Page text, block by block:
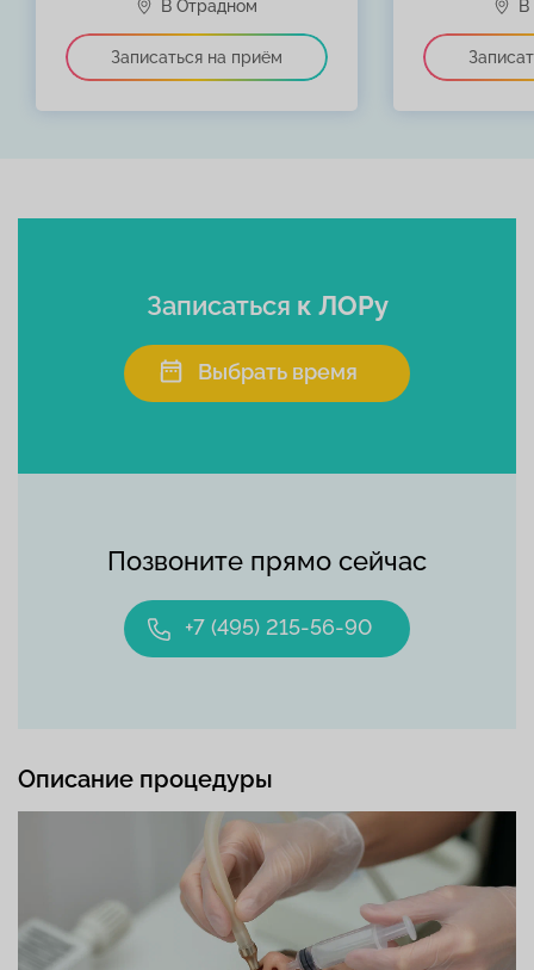
Позвоните прямо сейчас
+7 (495) 215-56-90
Записаться к ЛОРу
Выбрать время
Описание процедуры